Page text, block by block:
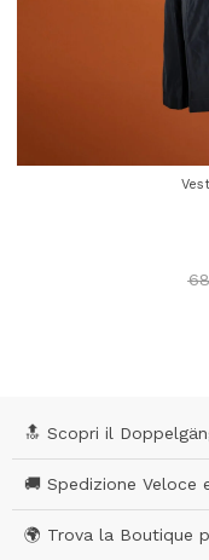
🔝 Scopri il
🚚 Spedizione Veloce
🌍 Trova la Boutique